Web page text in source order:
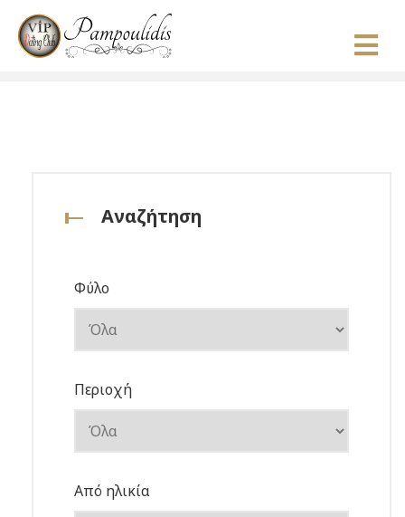
Αναζήτηση
Φύλο
Περιοχή
Από ηλικία